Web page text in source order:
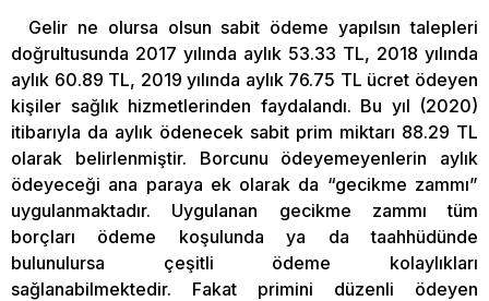
Gelir ne olursa olsun sabit ödeme yapılsın talepleri
doğrultusunda 2017 yılında aylık 53.33 TL, 2018 yılında
aylık 60.89 TL, 2019 yılında aylık 76.75 TL ücret ödeyen
kişiler sağlık hizmetlerinden faydalandı. Bu yıl (2020)
itibarıyla da aylık ödenecek sabit prim miktarı 88.29 TL
olarak belirlenmiştir. Borcunu ödeyemeyenlerin aylık
ödeyeceği ana paraya ek olarak da “gecikme zammı”
uygulanmaktadır. Uygulanan gecikme zammı tüm
borçları ödeme koşulunda ya da taahhüdünde
bulunulursa çeşitli ödeme kolaylıkları
sağlanabilmektedir. Fakat primini düzenli ödeyen